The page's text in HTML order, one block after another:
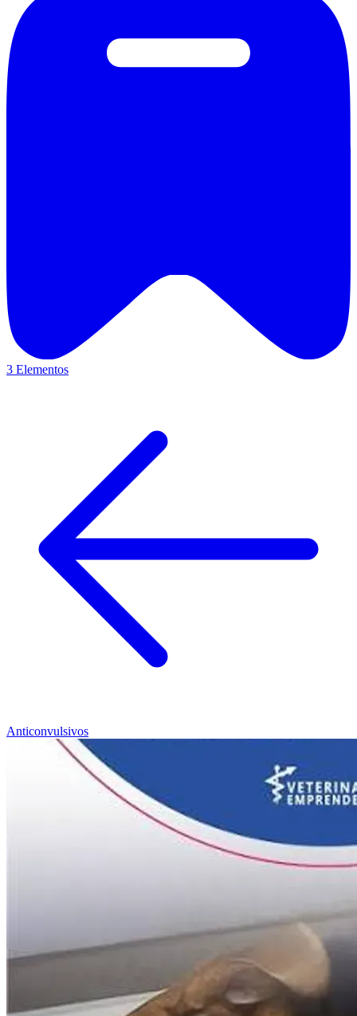
3 Elementos
Anticonvulsivos